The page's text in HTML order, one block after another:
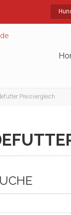
Preisvergleich